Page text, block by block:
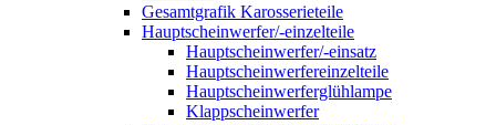
Gesamtgrafik Karosserieteile
Hauptscheinwerfer/-einzelteile
Hauptscheinwerfer/-einsatz
Hauptscheinwerfereinzelteile
Hauptscheinwerferglühlampe
Klappscheinwerfer